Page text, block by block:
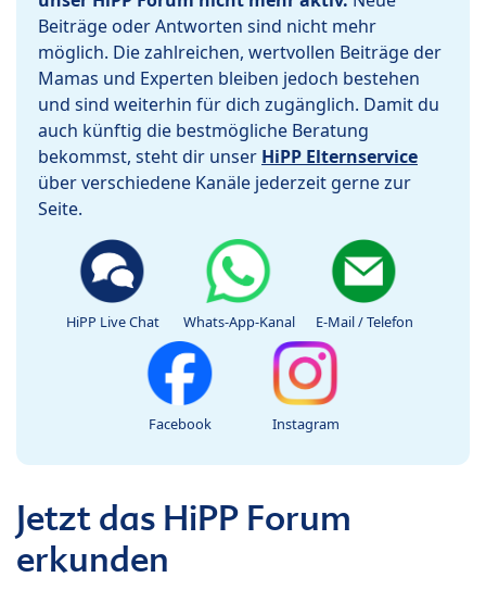
Beiträge oder Antworten sind nicht mehr
möglich. Die zahlreichen, wertvollen Beiträge der
Mamas und Experten bleiben jedoch bestehen
und sind weiterhin für dich zugänglich. Damit du
auch künftig die bestmögliche Beratung
bekommst, steht dir unser HiPP Elternservice
über verschiedene Kanäle jederzeit gerne zur
Seite.
HiPP Live Chat Whats-App-Kanal E-Mail / Telefon
Facebook Instagram
Jetzt das HiPP Forum
erkunden